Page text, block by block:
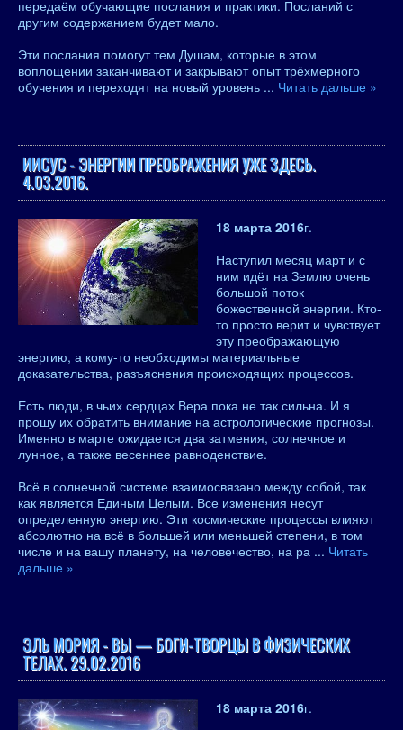
передаём обучающие послания и практики. Посланий с
другим содержанием будет мало.
Эти послания помогут тем Душам, которые в этом
воплощении заканчивают и закрывают опыт трёхмерного
обучения и переходят на новый уровень ... Читать дальше »
ИИСУС - ЭНЕРГИИ ПРЕОБРАЖЕНИЯ УЖЕ ЗДЕСЬ.
4.03.2016.
18 марта 2016г.
Наступил месяц март и с
ним идёт на Землю очень
большой поток
божественной энергии. Кто-
то просто верит и чувствует
эту преображающую
энергию, а кому-то необходимы материальные
доказательства, разъяснения происходящих процессов.
Есть люди, в чьих сердцах Вера пока не так сильна. И я
прошу их обратить внимание на астрологические прогнозы.
Именно в марте ожидается два затмения, солнечное и
лунное, а также весеннее равноденствие.
Всё в солнечной системе взаимосвязано между собой, так
как является Единым Целым. Все изменения несут
определенную энергию. Эти космические процессы влияют
абсолютно на всё в большей или меньшей степени, в том
числе и на вашу планету, на человечество, на ра ... Читать
дальше »
ЭЛЬ МОРИЯ - ВЫ — БОГИ-ТВОРЦЫ В ФИЗИЧЕСКИХ
ТЕЛАХ. 29.02.2016
18 марта 2016г.